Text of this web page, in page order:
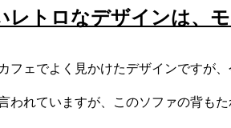
レトロなデザインは、
フェでよく見かけたデザインですが
われていますが、このソファの背